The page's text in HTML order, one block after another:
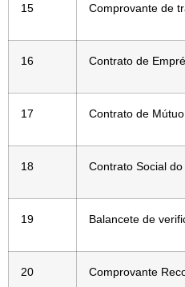
15 Comprovante de
16 Contrato de
17 Contrato de
18 Contrato Social
19 Balancete de
20 Comprovante